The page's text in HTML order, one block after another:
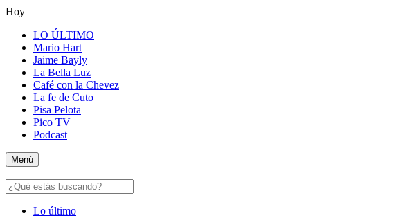
Hoy
LO ÚLTIMO
Mario Hart
Jaime Bayly
La Bella Luz
Café con la Chevez
La fe de Cuto
Pisa Pelota
Pico TV
Podcast
Menú
Lo último